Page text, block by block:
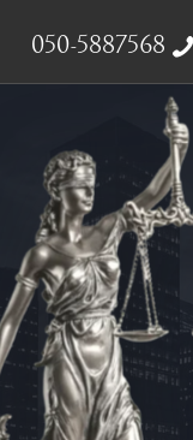
050-5887568